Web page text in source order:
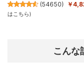
(54650) ￥
はこちら)
こんな